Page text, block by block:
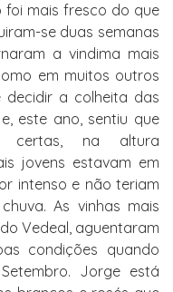
mais fresco do que
se duas semanas
a vindima mais
em muitos outros
a colheita das
este ano, sentiu que
certas, na altura
jovens estavam em
intenso e não teriam
As vinhas mais
Vedeal, aguentaram
condições quando
Jorge está